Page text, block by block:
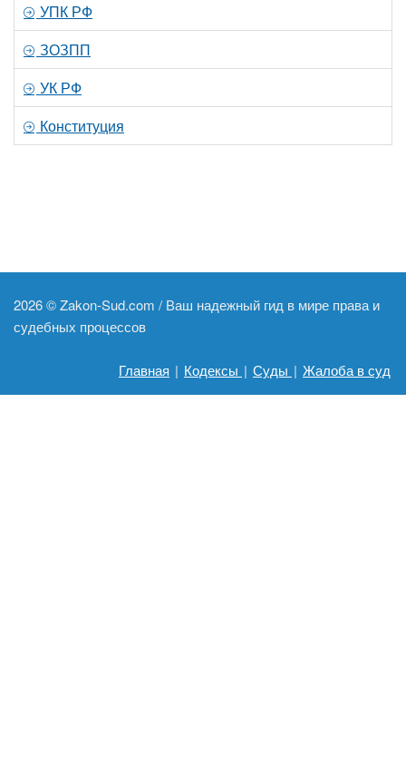
УПК РФ
ЗОЗПП
УК РФ
Конституция
2026 ©Zakon-Sud.com / Ваш надежный гид в мире права и
судебных процессов
Главная | Кодексы | Суды | Жалоба в суд